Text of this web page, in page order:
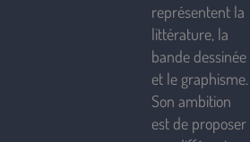
représentent la
littérature, la
bande dessinée
et le graphisme.
Son ambition
est de proposer